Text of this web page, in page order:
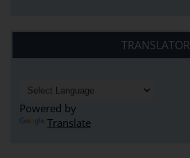
TRANSLATOR
Powered by
Translate